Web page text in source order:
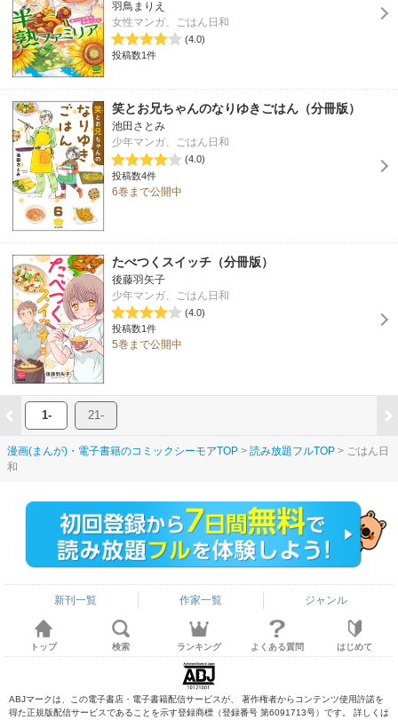
羽鳥まりえ
女性マンガ、ごはん日和
(4.0)
投稿数1件
笑とお兄ちゃんのなりゆきごはん（分冊版）
池田さとみ
少年マンガ、ごはん日和
(4.0)
投稿数4件
6巻まで公開中
たべつくスイッチ（分冊版）
後藤羽矢子
少年マンガ、ごはん日和
(4.0)
投稿数1件
5巻まで公開中
1- 21-
漫画(まんが)・電子書籍のコミックシーモアTOP 読み放題フルTOP
ごはん日
和
新刊一覧 作家一覧 ジャンル
トップ 検索 ランキング よくある質問 はじめて
ABJマークは、この電子書店・電子書籍配信サービスが、 著作権者からコンテンツ使用許諾を
得た正規版配信サービスであることを示す登録商標（登録番号 第6091713号）です。 詳しくは